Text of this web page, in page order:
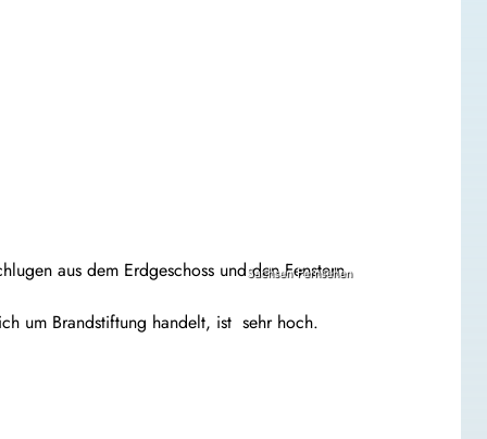
Sachsen Fernsehen
aus dem Erdgeschoss und den Fenstern
um Brandstiftung handelt, ist sehr hoch.